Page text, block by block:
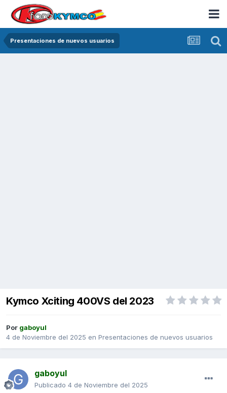
Presentaciones de nuevos usuarios
Kymco Xciting 400VS del 2023
Por gaboyul
4 de Noviembre del 2025 en Presentaciones de nuevos usuarios
gaboyul
Publicado 4 de Noviembre del 2025